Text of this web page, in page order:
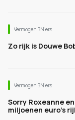
Vermogen BN’ers
Zo rijk is Douwe
Vermogen BN’ers
Sorry Roxeanne
miljoenen euro's